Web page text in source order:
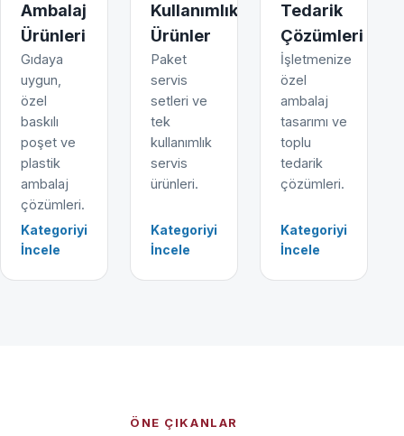
Ambalaj
Ürünleri
Gıdaya
uygun,
özel
baskılı
poşet ve
plastik
ambalaj
çözümleri.
Kategoriyi
İncele
Kullanımlık
Ürünler
Paket
servis
setleri ve
tek
kullanımlık
servis
ürünleri.
Kategoriyi
İncele
Tedarik
Çözümleri
İşletmenize
özel
ambalaj
tasarımı ve
toplu
tedarik
çözümleri.
Kategoriyi
İncele
ÖNE ÇIKANLAR